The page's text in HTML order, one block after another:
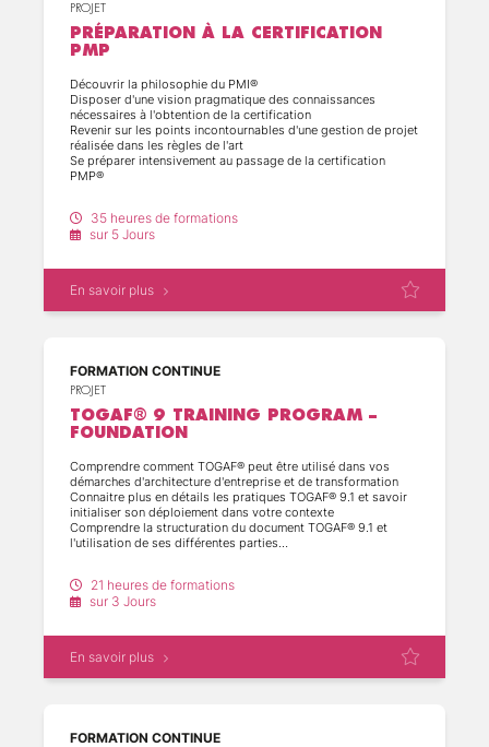
(1)
(5)
(1)
PROJET
PRÉPARATION À LA CERTIFICATION
PMP
Découvrir la philosophie du PMI®
Disposer d'une vision pragmatique des connaissances
nécessaires à l'obtention de la certification
Revenir sur les points incontournables d'une gestion de projet
réalisée dans les règles de l'art
Se préparer intensivement au passage de la certification
PMP®
35 heures de formations
sur 5 Jours
En savoir plus
FORMATION CONTINUE
PROJET
TOGAF® 9 TRAINING PROGRAM –
FOUNDATION
Comprendre comment TOGAF® peut être utilisé dans vos
démarches d'architecture d'entreprise et de transformation
Connaitre plus en détails les pratiques TOGAF® 9.1 et savoir
initialiser son déploiement dans votre contexte
Comprendre la structuration du document TOGAF® 9.1 et
l'utilisation de ses différentes parties
21 heures de formations
sur 3 Jours
En savoir plus
FORMATION CONTINUE